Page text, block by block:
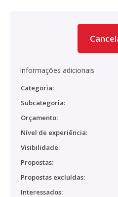
Informações adicionais
Categoria:
Subcategoria:
Orçamento:
Nível de experiência:
Visibilidade:
Propostas:
Propostas excluídas:
Interessados: